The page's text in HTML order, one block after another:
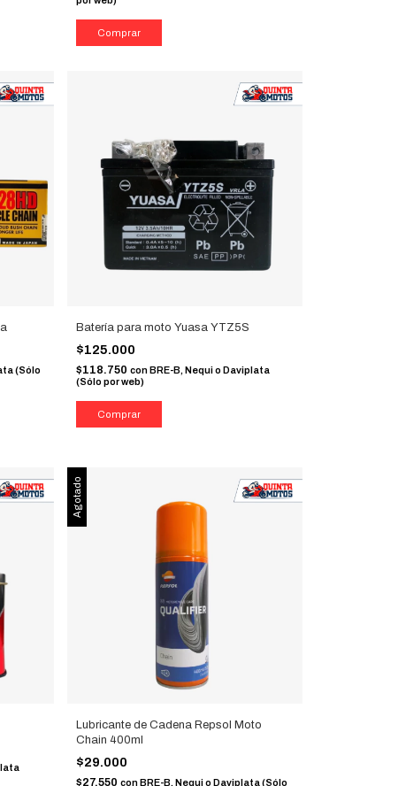
(Sólo
Batería para moto Yuasa YTZ5S
$125.000
$118.750 con BRE-B, Nequi o Daviplata
(Sólo por web)
Agotado
Lubricante de Cadena Repsol Moto
Chain 400ml
$29.000
$27.550 conBRE-B, Nequi o Daviplata (Sólo